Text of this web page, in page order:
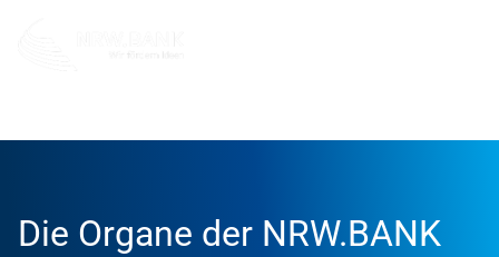
Die Organe der NRW.BANK